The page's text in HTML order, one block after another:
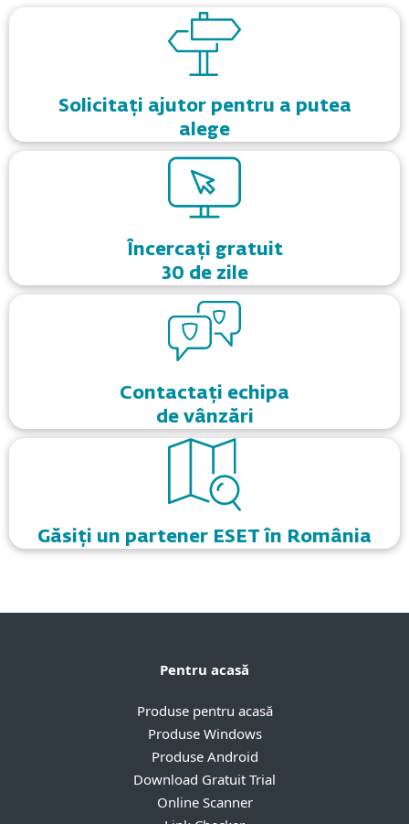
Solicitați ajutor pentru a putea
alege
Încercați gratuit
30 de zile
Contactați echipa
de vânzări
Găsiți un partener ESET în România
Pentru acasă
Produse pentru acasă
Produse Windows
Produse Android
Download Gratuit Trial
Online Scanner